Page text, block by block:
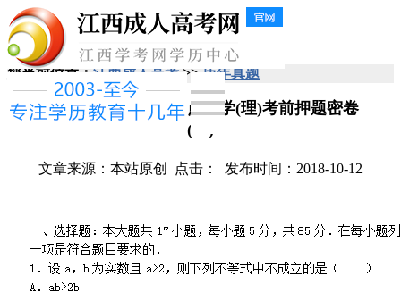
您当前位置： 江西成人高考>> 历年真题
2018年成人高考高起点数学(理)考前押题密卷
(一)
文章来源：本站原创 点击： 发布时间：2018-10-12